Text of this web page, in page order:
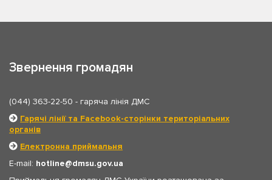
Звернення громадян
(044) 363-22-50 - гаряча лінія ДМС
Гарячі лінії та Facebook-сторінки територіальних
органів
Електронна приймальня
E-mail: hotline
dmsu.gov.ua